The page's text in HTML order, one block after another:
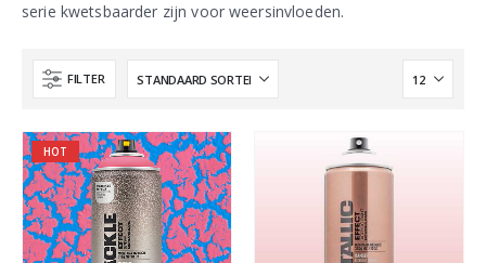
serie kwetsbaarder zijn voor weersinvloeden.
FILTER
HOT